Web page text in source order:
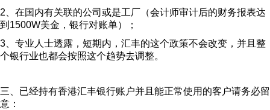
2、在国内有关联的公司或是工厂（会计师审计后的财务报表达
到1500W美金，银行对账单）；
3、专业人士透露，短期内，汇丰的这个政策不会改变，并且整
个银行业也都会按照这个趋势去调整。
三、已经持有香港汇丰银行账户并且能正常使用的客户请务必留
意：